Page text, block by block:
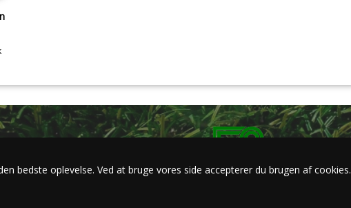
bedste oplevelse. Ved at bruge vores side accepterer du brugen af cookies.